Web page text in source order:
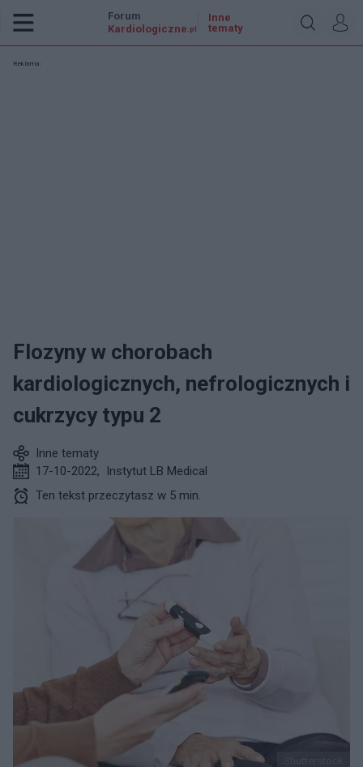
Forum
Kardiologiczne .pl
Inne
tematy
Reklama:
Flozyny w chorobach
kardiologicznych, nefrologicznych i
cukrzycy typu 2
Inne tematy
17-10-2022,
Instytut LB Medical
Ten tekst przeczytasz w 5 min.